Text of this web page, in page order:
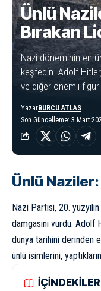
Ünlü
Bırakan
Nazi döneminin en
keşfedin. Adolf
ve diğer önemli
Son Güncelleme: 3 Mart
YazarBURCU ATLAS
Ünlü
Nazi Partisi, 20.
damgasını vurdu.
dünya tarihini derinden
ünlü isimlerini,
İÇİNDEKİLER